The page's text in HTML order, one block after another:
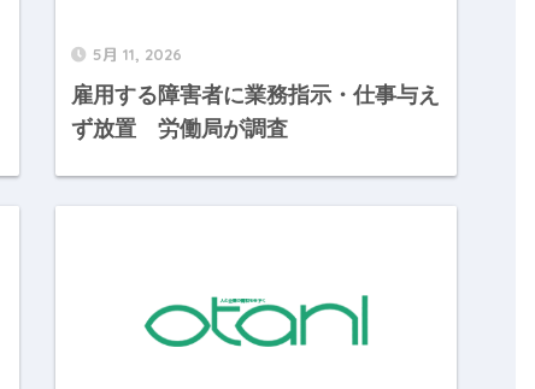
5月 11, 2026
雇用する障害者に業務指示・仕事与え
ず放置 労働局が調査